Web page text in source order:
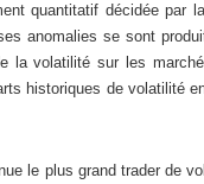
quantitatif décidée par
anomalies se sont
la volatilité sur les
historiques de volatilité
le plus grand trader de